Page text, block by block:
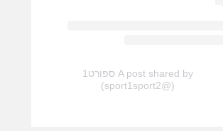
A post shared by ספורט1
(@sport1sport2)